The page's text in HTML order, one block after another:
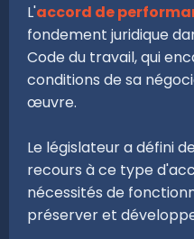
L'accord de
fondement juridique
Code du travail, qui
conditions de sa
œuvre.
Le législateur a défini
recours à ce type
nécessités de
préserver et